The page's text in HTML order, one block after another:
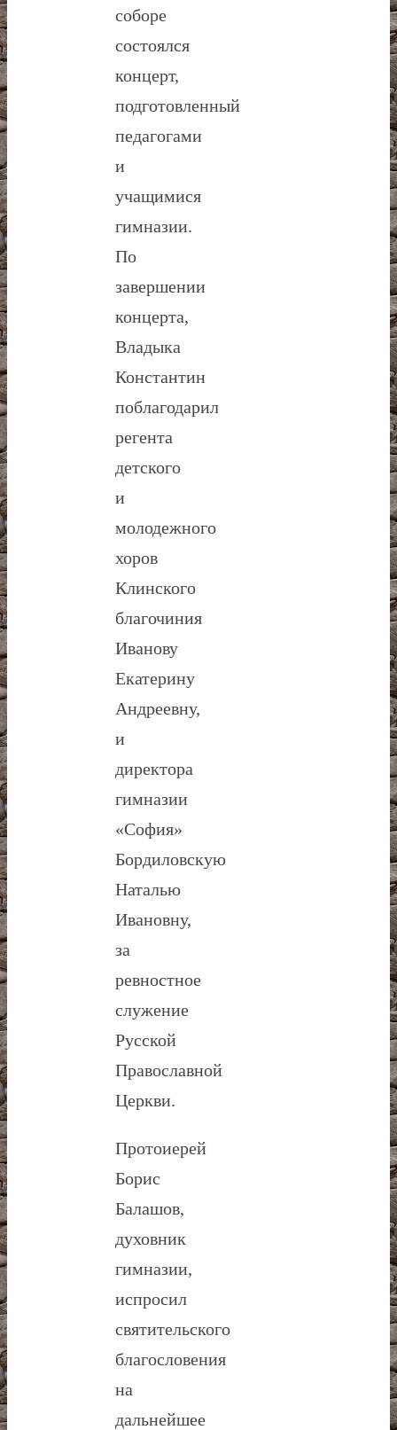
соборе
состоялся
концерт,
подготовленный
педагогами
и
учащимися
гимназии.
По
завершении
концерта,
Владыка
Константин
поблагодарил
регента
детского
и
молодежного
хоров
Клинского
благочиния
Иванову
Екатерину
Андреевну,
и
директора
гимназии
«София»
Бордиловскую
Наталью
Ивановну,
за
ревностное
служение
Русской
Православной
Церкви.
Протоиерей
Борис
Балашов,
духовник
гимназии,
испросил
святительского
благословения
на
дальнейшее